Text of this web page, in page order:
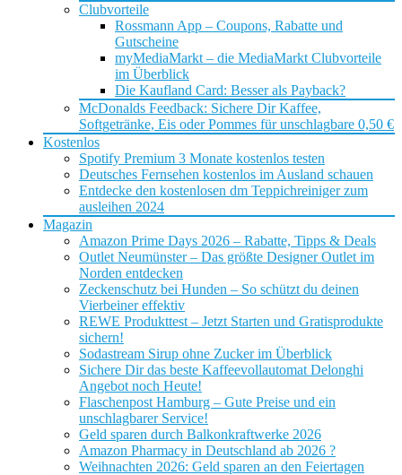
Clubvorteile
Rossmann App – Coupons, Rabatte und
Gutscheine
myMediaMarkt – die MediaMarkt Clubvorteile
im Überblick
Die Kaufland Card: Besser als Payback?
McDonalds Feedback: Sichere Dir Kaffee,
Softgetränke, Eis oder Pommes für unschlagbare 0,50 €
Kostenlos
Spotify Premium 3 Monate kostenlos testen
Deutsches Fernsehen kostenlos im Ausland schauen
Entdecke den kostenlosen dm Teppichreiniger zum
ausleihen 2024
Magazin
Amazon Prime Days 2026 – Rabatte, Tipps & Deals
Outlet Neumünster – Das größte Designer Outlet im
Norden entdecken
Zeckenschutz bei Hunden – So schützt du deinen
Vierbeiner effektiv
REWE Produkttest – Jetzt Starten und Gratisprodukte
sichern!
Sodastream Sirup ohne Zucker im Überblick
Sichere Dir das beste Kaffeevollautomat Delonghi
Angebot noch Heute!
Flaschenpost Hamburg – Gute Preise und ein
unschlagbarer Service!
Geld sparen durch Balkonkraftwerke 2026
Amazon Pharmacy in Deutschland ab 2026 ?
Weihnachten 2026: Geld sparen an den Feiertagen